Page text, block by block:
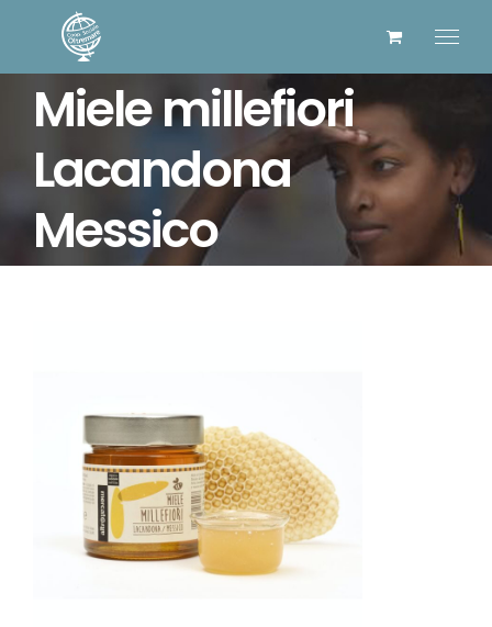
contenuto
Miele millefiori
Lacandona
Messico